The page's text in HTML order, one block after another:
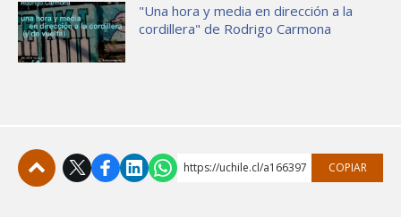
"Una hora y media en dirección a la
cordillera" de Rodrigo Carmona
https://uchile.cl/a166397 COPIAR